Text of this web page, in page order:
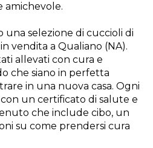
amichevole.
selezione di cuccioli di
vendita a Qualiano (NA).
allevati con cura e
che siano in perfetta
in una nuova casa. Ogni
un certificato di salute e
che include cibo, un
su come prendersi cura